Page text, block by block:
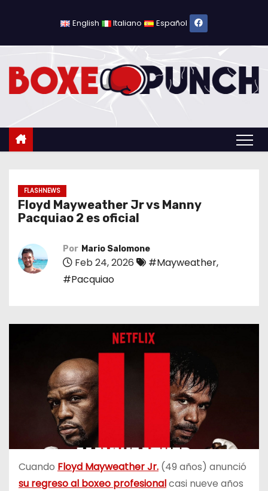
l
English Italiano Español
FLASHNEWS
Floyd Mayweather Jr vs Manny
Pacquiao 2 es oficial
Por Mario Salomone
Feb 24, 2026 #Mayweather,
#Pacquiao
Cuando Floyd Mayweather Jr. (49 años) anunció
su regreso al boxeo profesionalcasi nueve años